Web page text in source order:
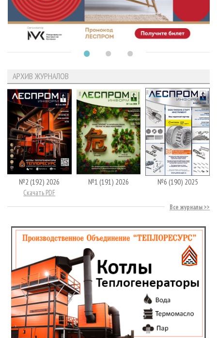
АРХИВ ЖУРНАЛОВ
№2 (192) 2026
Скачать PDF
№1 (191) 2026 №6 (190) 2025
Все журналы